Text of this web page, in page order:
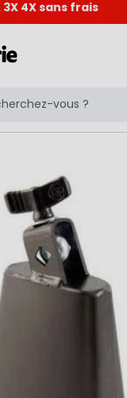
4X sans frais